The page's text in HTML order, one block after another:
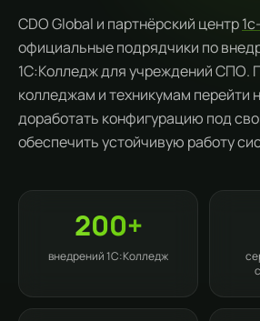
CDO Global и партнёрский центр
официальные подрядчики по
1С:Колледж для учреждений СПО.
колледжам и техникумам перейти
доработать конфигурацию под
обеспечить устойчивую работу
200+
внедрений 1С:Колледж